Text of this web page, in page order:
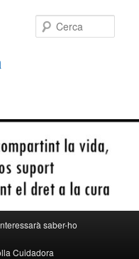
saber-ho
Cuidadora